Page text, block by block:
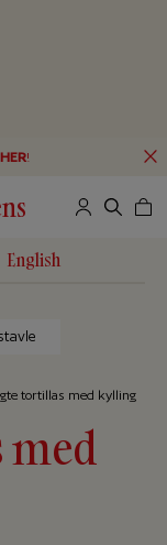
HER!
English
tortillas med kylling
med